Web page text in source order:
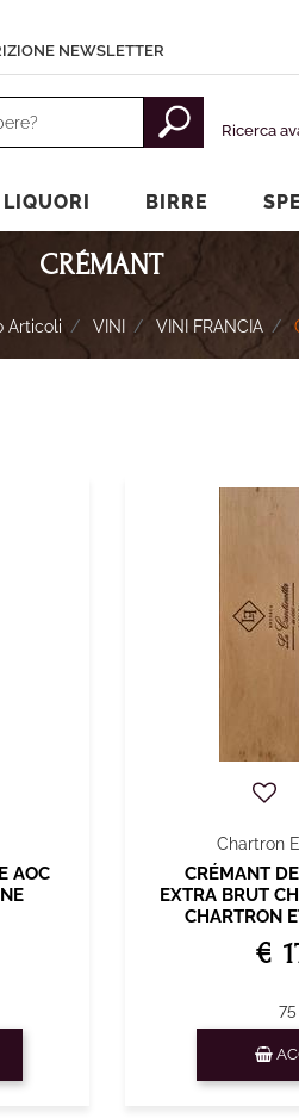
NEWSLETTER
aggiorna automaticamente gli altri
Ricerca
BIRRE
CRÉMANT
Articoli VINI VINI FRANCIA
AOC
Chartron
CRÉMANT
EXTRA BRUT
CHARTRON
€
75